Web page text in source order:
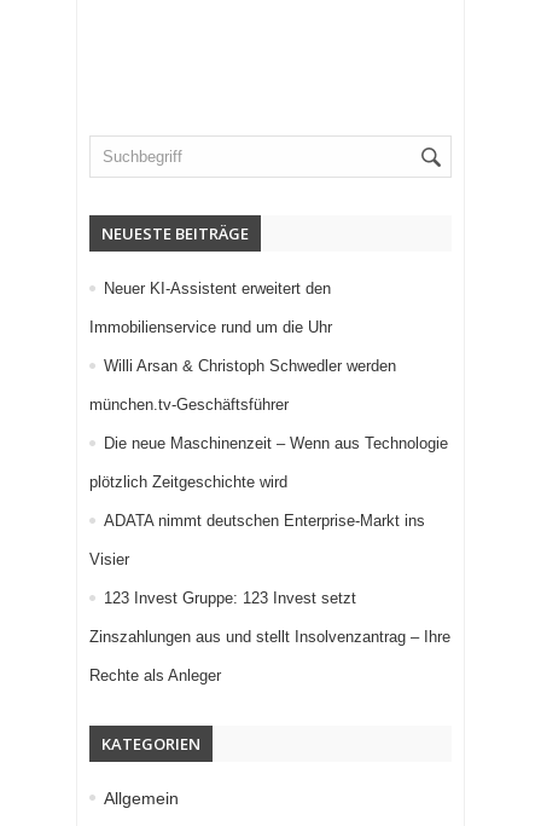
NEUESTE BEITRÄGE
Neuer KI-Assistent erweitert den
Immobilienservice rund um die Uhr
Willi Arsan & Christoph Schwedler werden
münchen.tv-Geschäftsführer
Die neue Maschinenzeit – Wenn aus Technologie
plötzlich Zeitgeschichte wird
ADATA nimmt deutschen Enterprise-Markt ins
Visier
123 Invest Gruppe: 123 Invest setzt
Zinszahlungen aus und stellt Insolvenzantrag – Ihre
Rechte als Anleger
KATEGORIEN
Allgemein